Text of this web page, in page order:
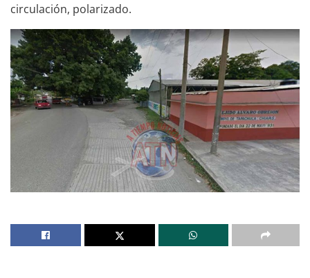
circulación, polarizado.